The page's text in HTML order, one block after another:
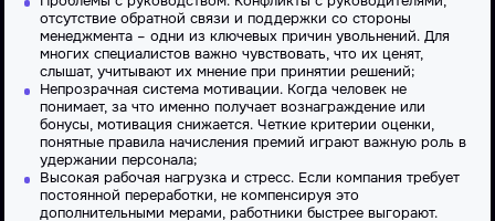
отсутствие обратной связи и поддержки со стороны
менеджмента – одни из ключевых причин увольнений. Для
многих специалистов важно чувствовать, что их ценят,
слышат, учитывают их мнение при принятии решений;
Непрозрачная система мотивации. Когда человек не
понимает, за что именно получает вознаграждение или
бонусы, мотивация снижается. Четкие критерии оценки,
понятные правила начисления премий играют важную роль в
удержании персонала;
Высокая рабочая нагрузка и стресс. Если компания требует
постоянной переработки, не компенсируя это
дополнительными мерами, работники быстрее выгорают.